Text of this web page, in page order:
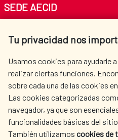
Tu privacidad nos
Usamos cookies para ayudarle
realizar ciertas funciones.
sobre cada una de las cookies
Las cookies categorizadas
navegador, ya que son
funcionalidades básicas del
También utilizamos cookies de
SEDE AECID
Tel. +34 900 20 30 54​​​​​​​
AECID
SPANISH HUMANITARIAN
ACTION
CULTURE AND SCIENCE